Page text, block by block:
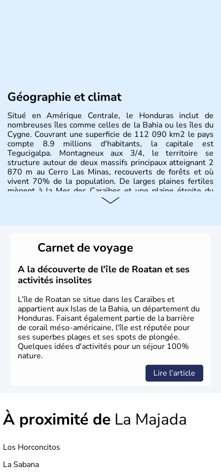
Géographie et climat
Situé en Amérique Centrale, le Honduras inclut de
nombreuses îles comme celles de la Bahia ou les îles du
Cygne. Couvrant une superficie de 112 090 km2 le pays
compte 8.9 millions d'habitants, la capitale est
Tegucigalpa. Montagneux aux 3/4, le territoire se
structure autour de deux massifs principaux atteignant 2
870 m au Cerro Las Minas, recouverts de forêts et où
vivent 70% de la population. De larges plaines fertiles
mènent à la Mer des Caraïbes et une plaine étroite du
Carnet de voyage
A la découverte de l'île de Roatan et ses
activités insolites
L’île de Roatan se situe dans les Caraïbes et
appartient aux Islas de la Bahia, un département du
Honduras. Faisant également partie de la barrière
de corail méso-américaine, l'île est réputée pour
ses superbes plages et ses spots de plongée.
Quelques idées d'activités pour un séjour 100%
nature.
Lire l'article
À proximité de La Majada
Los Horconcitos
La Sabana